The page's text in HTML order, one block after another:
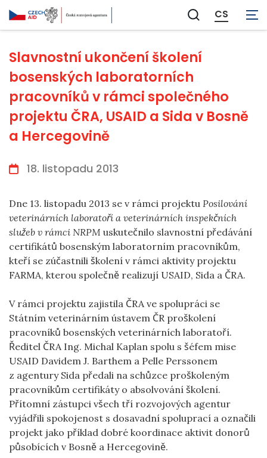
Zobrazit
vyhledávání
CS
Slavnostní ukončení školení
bosenských laboratorních
pracovníků v rámci společného
projektu ČRA, USAID a Sida v Bosně
a Hercegovině
18. listopadu 2013
Dne 13. listopadu 2013 se v rámci projektu Posilování
veterinárních laboratoří a veterinárních inspekčních
služeb v rámci NRPM uskutečnilo slavnostní předávání
certifikátů bosenským laboratorním pracovníkům,
kteří se zúčastnili školení v rámci aktivity projektu
FARMA, kterou společně realizují USAID, Sida a ČRA.
V rámci projektu zajistila ČRA ve spolupráci se
Státním veterinárním ústavem ČR proškolení
pracovníků bosenských veterinárních laboratoří.
Ředitel ČRA Ing. Michal Kaplan spolu s šéfem mise
USAID Davidem J. Barthem a Pelle Perssonem
z agentury Sida předali na schůzce proškoleným
pracovníkům certifikáty o absolvování školení.
Přítomní zástupci všech tří rozvojových agentur
vyjádřili spokojenost s dosavadní spoluprací a označili
projekt jako příklad dobré koordinace aktivit donorů
působících v Bosně a Hercegovině.